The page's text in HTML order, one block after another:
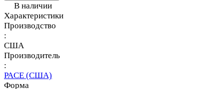
В наличии
Характеристики
Производство
:
США
Производитель
:
PACE (США)
Форма